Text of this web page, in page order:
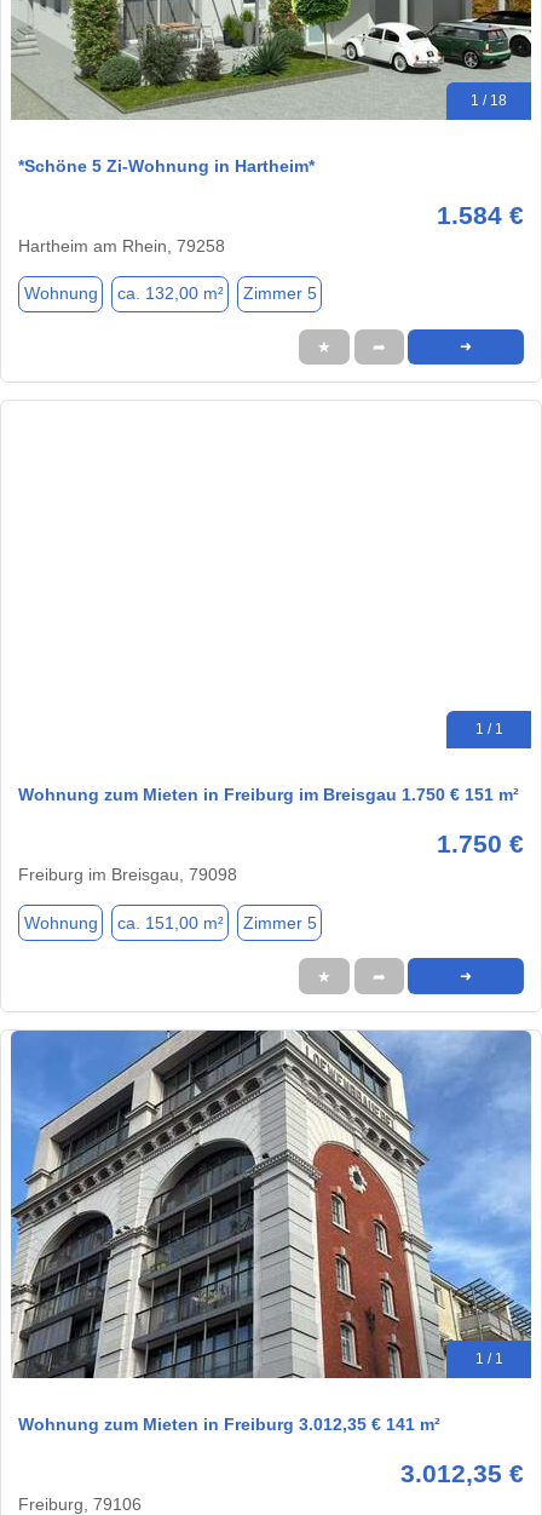
1 / 18
*Schöne 5 Zi-Wohnung in Hartheim*
1.584 €
Hartheim am Rhein, 79258
Wohnung ca. 132,00 m² Zimmer 5
★ ➦ ➜
1 / 1
Wohnung zum Mieten in Freiburg im Breisgau 1.750 € 151 m²
1.750 €
Freiburg im Breisgau, 79098
Wohnung ca. 151,00 m² Zimmer 5
★ ➦ ➜
1 / 1
Wohnung zum Mieten in Freiburg 3.012,35 € 141 m²
3.012,35 €
Freiburg, 79106